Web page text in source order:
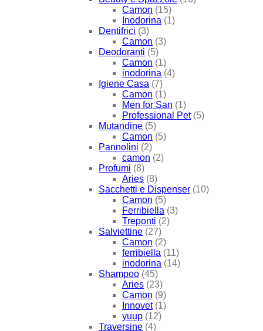
Camon (15)
Inodorina (1)
Dentifrici (3)
Camon (3)
Deodoranti (5)
Camon (1)
inodorina (4)
Igiene Casa (7)
Camon (1)
Men for San (1)
Professional Pet (5)
Mutandine (5)
Camon (5)
Pannolini (2)
camon (2)
Profumi (8)
Aries (8)
Sacchetti e Dispenser (10)
Camon (5)
Ferribiella (3)
Treponti (2)
Salviettine (27)
Camon (2)
ferribiella (11)
inodorina (14)
Shampoo (45)
Aries (23)
Camon (9)
Innovet (1)
yuup (12)
Traversine (4)